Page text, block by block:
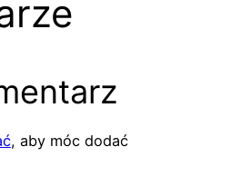
, aby móc dodać